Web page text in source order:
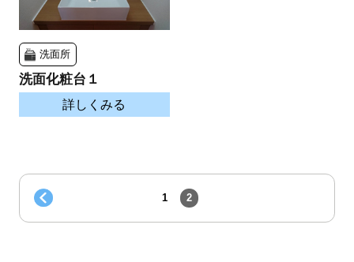
洗面所
洗面化粧台１
詳しくみる
1 2